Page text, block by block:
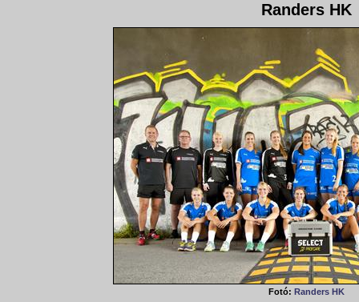
Randers HK
Fotó: Randers HK